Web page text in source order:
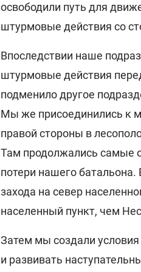
освободили путь для
штурмовые действия со
Впоследствии наше
штурмовые действия
подменило другое
Мы же присоединились к
правой стороны в
Там продолжались самые
потери нашего
захода на север
населенный пункт, чем
Затем мы создали
и развивать